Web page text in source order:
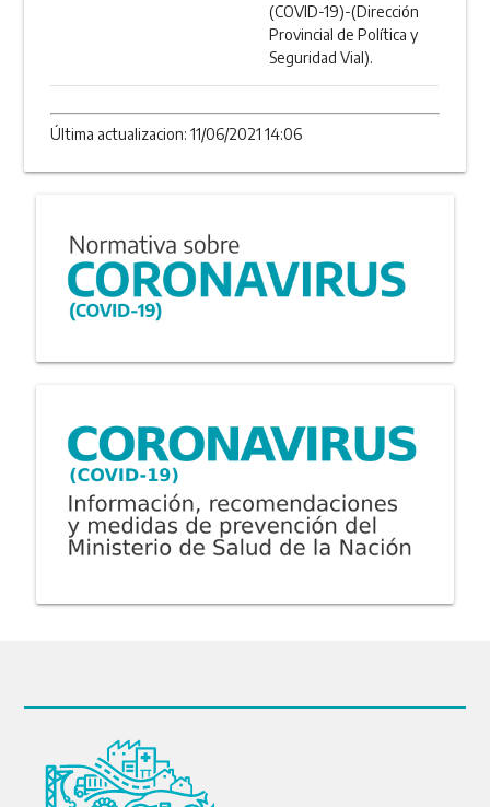
(COVID-19)-(Dirección
Provincial de Política y
Seguridad Vial).
Última actualizacion: 11/06/2021 14:06